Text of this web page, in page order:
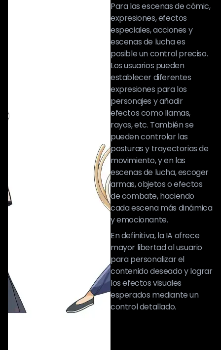
Para las escenas de cómic,
expresiones, efectos
especiales, acciones y
escenas de lucha es
posible un control preciso.
Los usuarios pueden
establecer diferentes
expresiones para los
personajes y añadir
efectos como llamas,
rayos, etc. También se
pueden controlar las
posturas y trayectorias de
movimiento, y en las
escenas de lucha, escoger
armas, objetos o efectos
de combate, haciendo
cada escena más dinámica
y emocionante.
En definitiva, la IA ofrece
mayor libertad al usuario
para personalizar el
contenido deseado y lograr
los efectos visuales
esperados mediante un
control detallado.